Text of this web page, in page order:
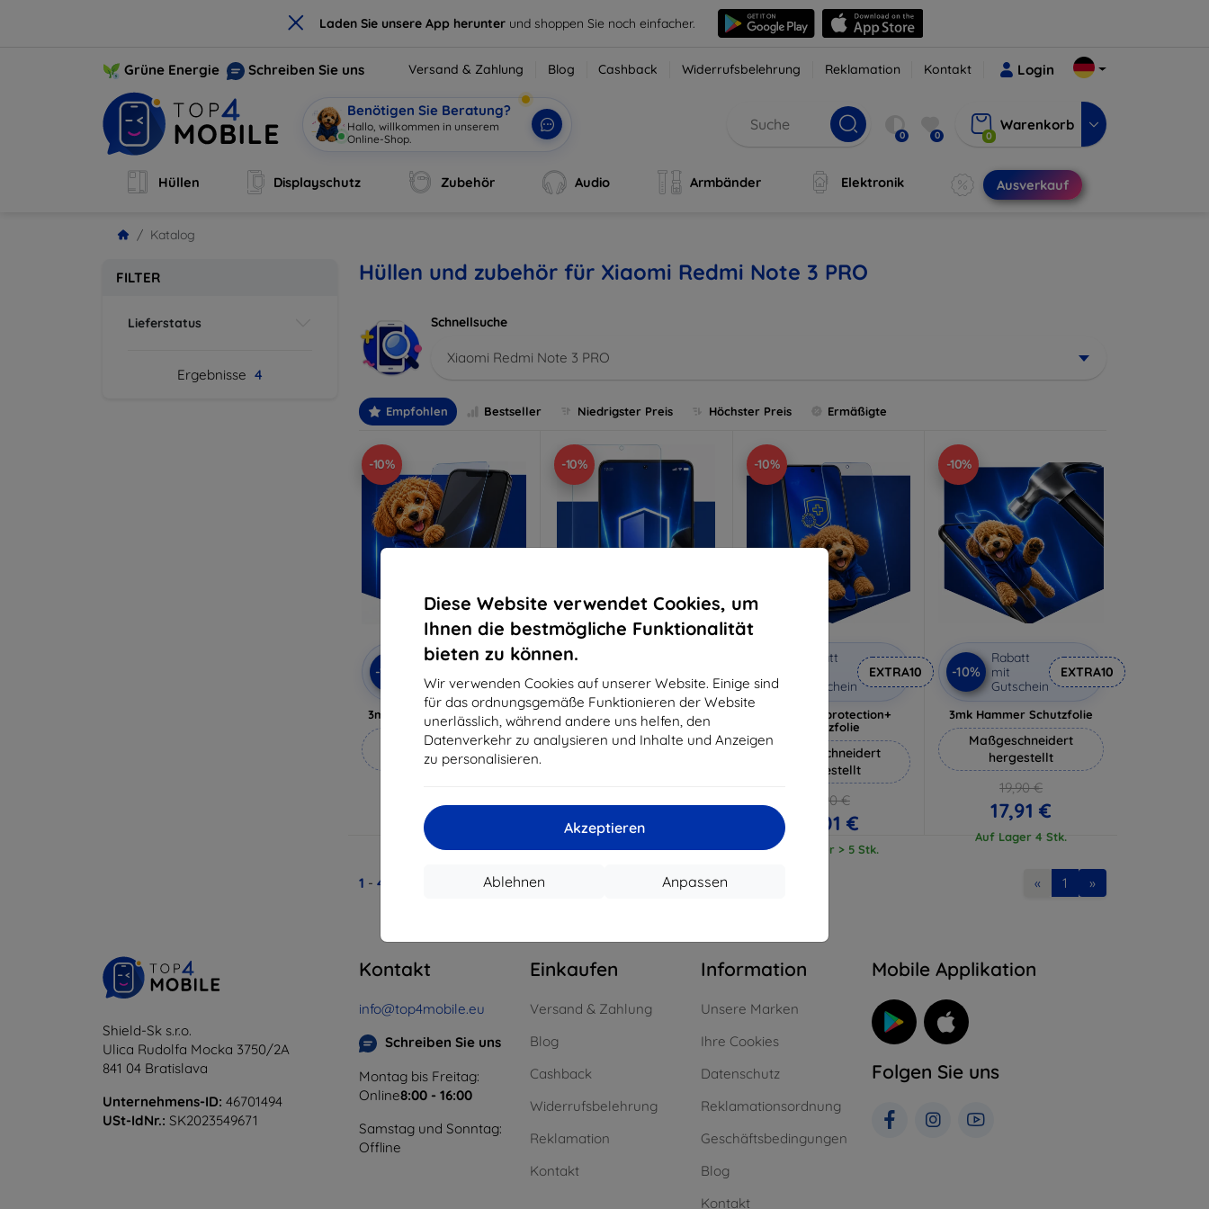
× Laden Sie unsere App herunter und shoppen Sie noch einfacher.
Diese Website verwendet Cookies, um
Ihnen die bestmögliche Funktionalität
bieten zu können.
Wir verwenden Cookies auf unserer Website. Einige sind
für das ordnungsgemäße Funktionieren der Website
unerlässlich, während andere uns helfen, den
Datenverkehr zu analysieren und Inhalte und Anzeigen
zu personalisieren.
Akzeptieren
Anpassen
Ablehnen
Grüne Energie Schreiben Sie uns Versand & Zahlung Blog Cashback Widerrufsbelehrung Reklamation Kontakt Login
Benötigen Sie Beratung?
Hallo, willkommen in unserem
Online-Shop.
0 0 0
Warenkorb
Hüllen Displayschutz Zubehör Audio Armbänder Elektronik Ausverkauf
Katalog
FILTER
Lieferstatus
Ergebnisse 4
Hüllen und zubehör für Xiaomi Redmi Note 3 PRO
Schnellsuche
Xiaomi Redmi Note 3 PRO
Empfohlen Bestseller Niedrigster Preis Höchster Preis Ermäßigte
-10%
-10%
Rabatt
Gutschein
3mk Anti-Shock Schutzglas
Maßgeschneidert
hergestellt
15,21 €
Auf Lager > 5 Stk.
-10%
Gutschein
3mk Pure Matt Schutzglas
Maßgeschneidert
11,61 €
Auf Lager > 5 Stk.
-10%
Rabatt
Gutschein
EXTRA10
3mk Silverprotection+
Schutzfolie
Maßgeschneidert
hergestellt
18,90 €
17,01 €
Auf Lager > 5 Stk.
-10%
-10%
Rabatt
mit
Gutschein
EXTRA10
3mk Hammer Schutzfolie
Maßgeschneidert
hergestellt
19,90 €
17,91 €
Auf Lager 4 Stk.
1 - 4 « 1 »
Shield-Sk s.r.o.
Ulica Rudolfa Mocka 3750/2A
841 04 Bratislava
Unternehmens-ID: 46701494
USt-IdNr.: SK2023549671
Kontakt
info@top4mobile.eu
Schreiben Sie uns
Montag bis Freitag:
Online8:00 - 16:00
Samstag und Sonntag:
Offline
Einkaufen
Versand & Zahlung
Blog
Cashback
Widerrufsbelehrung
Reklamation
Kontakt
Information
Unsere Marken
Ihre Cookies
Datenschutz
Reklamationsordnung
Geschäftsbedingungen
Blog
Kontakt
Mobile Applikation
Folgen Sie uns